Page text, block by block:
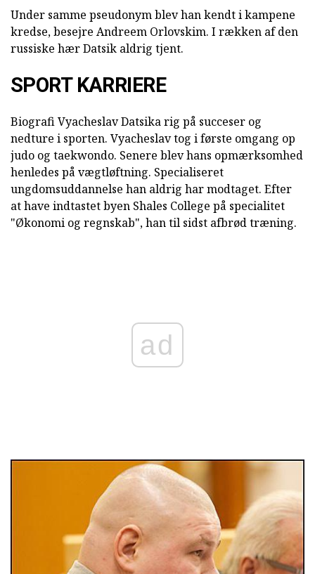
Under samme pseudonym blev han kendt i kampene
kredse, besejre Andreem Orlovskim. I rækken af den
russiske hær Datsik aldrig tjent.
SPORT KARRIERE
Biografi Vyacheslav Datsika rig på succeser og
nedture i sporten. Vyacheslav tog i første omgang op
judo og taekwondo. Senere blev hans opmærksomhed
henledes på vægtløftning. Specialiseret
ungdomsuddannelse han aldrig har modtaget. Efter
at have indtastet byen Shales College på specialitet
"Økonomi og regnskab", han til sidst afbrød træning.
ad